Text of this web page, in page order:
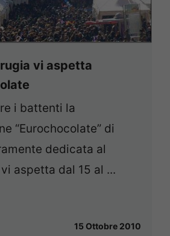
vi aspetta
i battenti la
“Eurochocolate” di
dedicata al
aspetta dal 15 al ...
15 Ottobre 2010